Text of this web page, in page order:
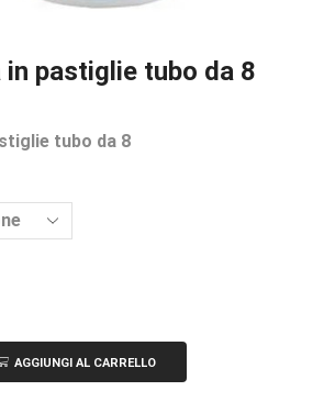
in pastiglie tubo da 8
tubo da 8
AGGIUNGI AL CARRELLO